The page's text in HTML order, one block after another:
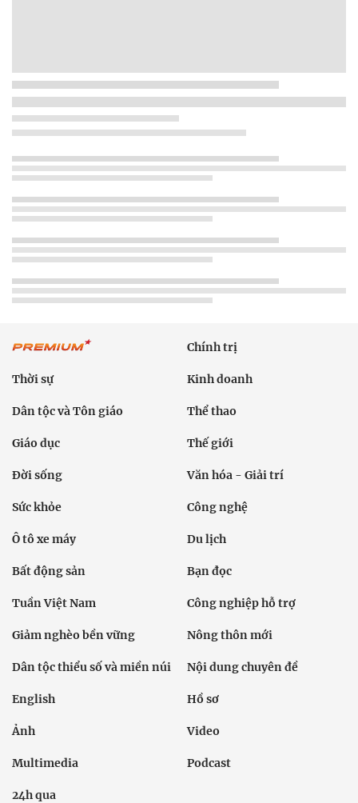
Chính trị
Thời sự Kinh doanh
Dân tộc và Tôn giáo Thể thao
Giáo dục Thế giới
Đời sống Văn hóa - Giải trí
Sức khỏe Công nghệ
Ô tô xe máy Du lịch
Bất động sản Bạn đọc
Tuần Việt Nam Công nghiệp hỗ trợ
Giảm nghèo bền vững Nông thôn mới
Dân tộc thiểu số và miền núi Nội dung chuyên đề
English Hồ sơ
Ảnh Video
Multimedia Podcast
24h qua